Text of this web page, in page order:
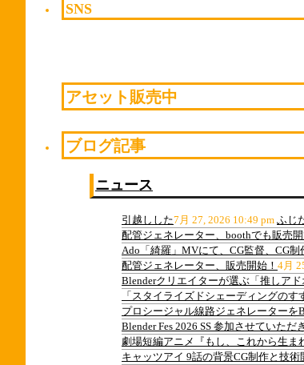
SNS
アセット販売中
ブログ記事
ニュース
引越しした7月 27, 2026 10:49 pm ふじ
配管ジェネレーター、boothでも販売開
Ado「綺羅」MVにて、CG監督、CG制
配管ジェネレーター、販売開始！ 4月
Blenderクリエイターが選ぶ「推しア
「スタイライズドシェーディングの
プロシージャル線路ジェネレーターを
Blender Fes 2026 SS 参加させていただ
劇場短編アニメ『もし、これから生ま
キャッツアイ 9話の背景CG制作と技